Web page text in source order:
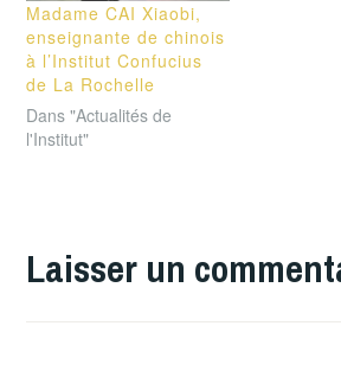
Madame CAI Xiaobi,
enseignante de chinois
à l’Institut Confucius
de La Rochelle
Dans "Actualités de
l'Institut"
Laisser un